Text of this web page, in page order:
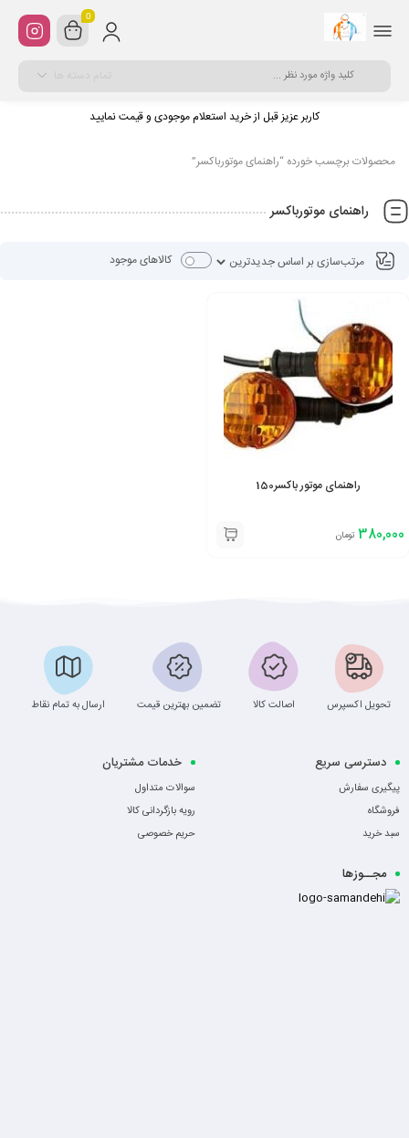
0
کاربر عزیز قبل از خرید استعلام موجودی و قیمت نمایید
محصولات برچسب خورده “راهنمای موتورباکسر”
راهنمای موتورباکسر
کالاهای موجود
راهنمای موتور باکسر150
380,000 تومان
تحویل اکسپرس اصالت کالا تضمین بهترین قیمت ارسال به تمام نقاط
دسترسی سریع
پیگیری سفارش
فروشگاه
سبد خرید
خدمات مشتریان
سوالات متداول
رویه بازگردانی کالا
حریم خصوصی
مجــوزها